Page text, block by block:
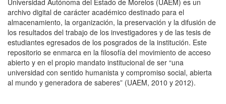
Universidad Autónoma del Estado de Morelos (UAEM) es un
archivo digital de carácter académico destinado para el
almacenamiento, la organización, la preservación y la difusión de
los resultados del trabajo de los investigadores y de las tesis de
estudiantes egresados de los posgrados de la institución. Este
repositorio se enmarca en la filosofía del movimiento de acceso
abierto y en el propio mandato institucional de ser “una
universidad con sentido humanista y compromiso social, abierta
al mundo y generadora de saberes” (UAEM, 2010 y 2012).